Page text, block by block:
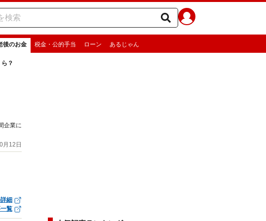
後のお金 税金・公的手当 ローン あるじゃん
？
企業に
月12日
細
覧